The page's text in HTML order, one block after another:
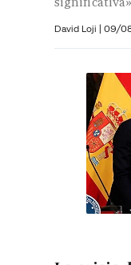
David Loji | 09/